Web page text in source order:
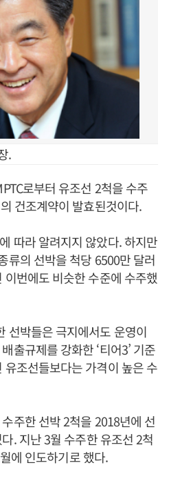
.
로부터 유조선 2척을 수주
건조계약이 발효된것이다.
따라 알려지지 않았다. 하지만
류의 선박을 척당 6500만 달러
번에도 비슷한 수준에 수주했
선박들은 극지에서도 운영이
출규제를 강화한 ‘티어3’ 기준
조선들보다는 가격이 높은 수
주한 선박 2척을 2018년에 선
. 지난 3월 수주한 유조선 2척
에 인도하기로 했다.